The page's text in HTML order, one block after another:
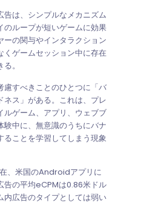
告は、シンプルなメカニズム
のループが短いゲームに効果
ーの関与やインタラクション
くゲームセッション中に存在
。
慮すべきことのひとつに「バ
ネス」がある。これは、プレ
ルゲーム、アプリ、ウェブブ
験中に、無意識のうちにバナ
ることを学習してしまう現象
、米国のAndroidアプリに
告の平均eCPMは0.86米ドル
内広告のタイプとしては弱い